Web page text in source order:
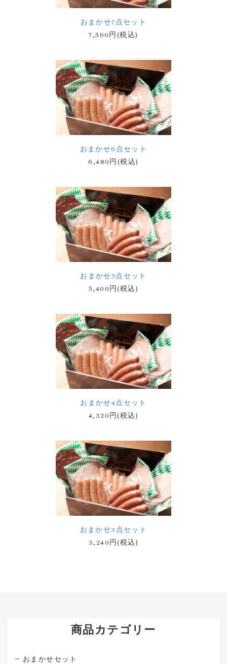
おまかせ7点セット
7,560円(税込)
おまかせ6点セット
6,480円(税込)
おまかせ5点セット
5,400円(税込)
おまかせ4点セット
4,320円(税込)
おまかせ3点セット
3,240円(税込)
商品カテゴリー
おまかせセット